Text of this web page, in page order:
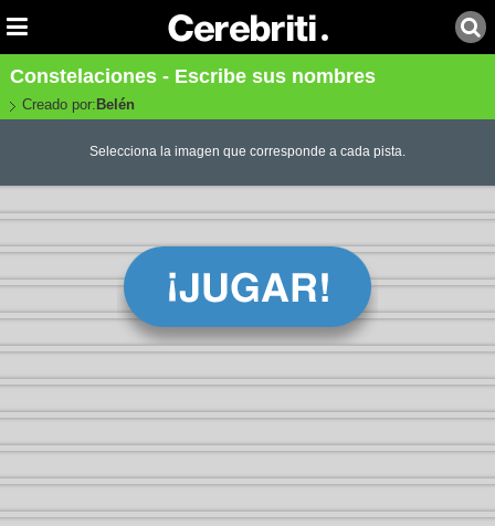
Constelaciones - Escribe sus nombres
Creado por: Belén
Selecciona la imagen que corresponde a cada pista.